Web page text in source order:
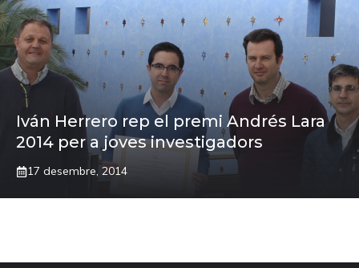
Iván Herrero rep el premi Andrés Lara
2014 per a joves investigadors
17 desembre, 2014